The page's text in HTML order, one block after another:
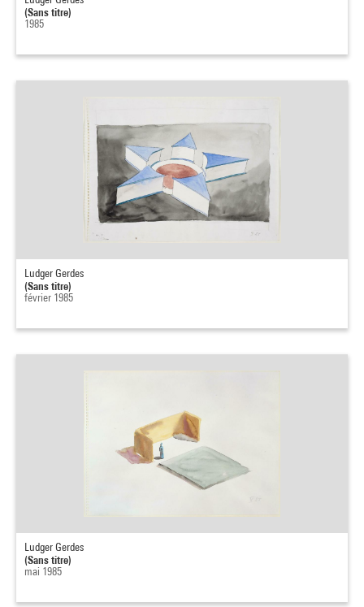
(Sans titre)
1985
Ludger Gerdes
(Sans titre)
février 1985
Ludger Gerdes
(Sans titre)
mai 1985